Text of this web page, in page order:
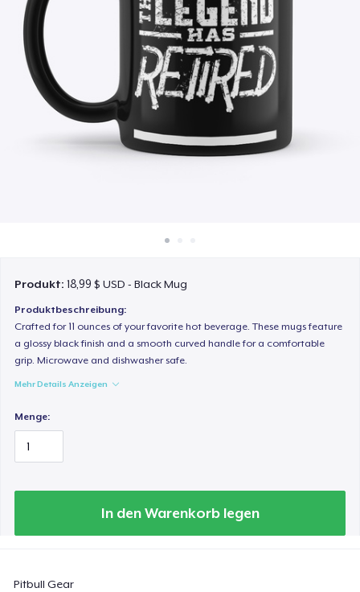
Überall verkaufen
Etwas verkaufen
Produkt:18,99 $ USD - Black Mug
Produktbeschreibung:
Crafted for 11 ounces of your favorite hot beverage. These mugs feature
a glossy black finish and a smooth curved handle for a comfortable
grip. Microwave and dishwasher safe.
Mehr Details Anzeigen
Menge:
In den Warenkorb legen
Pitbull Gear